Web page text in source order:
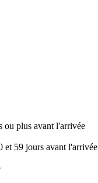
ou plus avant l'arrivée
et 59 jours avant l'arrivée